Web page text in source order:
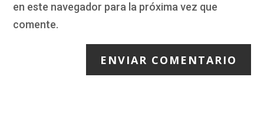
en este navegador para la próxima vez que
comente.
ENVIAR COMENTARIO